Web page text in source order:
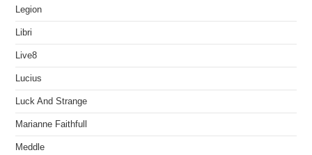
Legion
Libri
Live8
Lucius
Luck And Strange
Marianne Faithfull
Meddle